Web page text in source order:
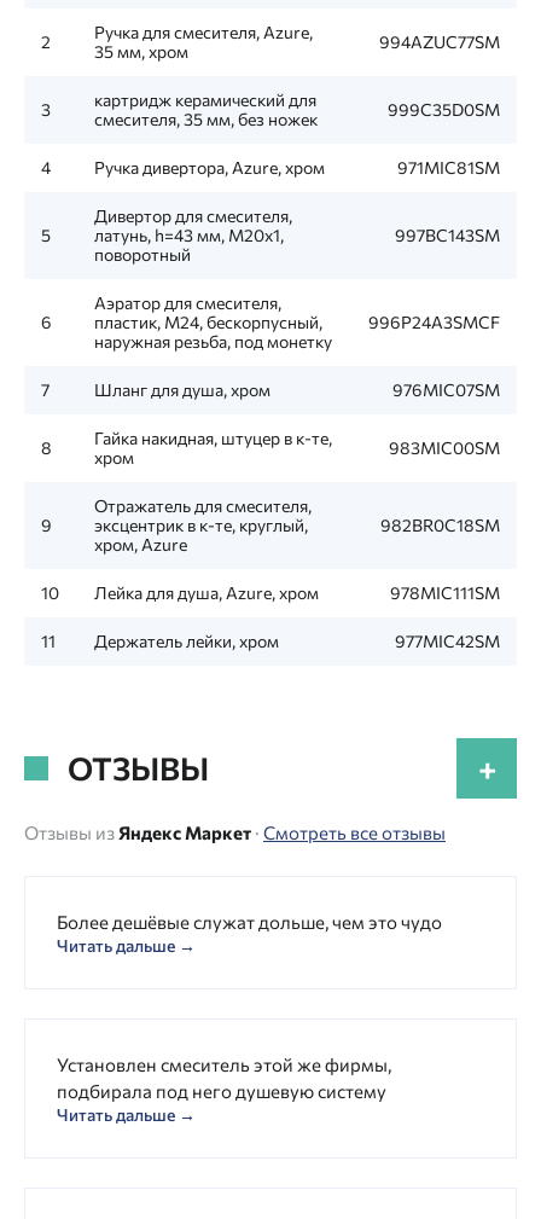
2
Ручка для смесителя, Azure,
35 мм, хром
994AZUC77SM
3
картридж керамический для
смесителя, 35 мм, без ножек
999C35D0SM
4 Ручка дивертора, Azure, хром 971MIC81SM
5
Дивертор для смесителя,
латунь, h=43 мм, M20x1,
поворотный
997BC143SM
6
Аэратор для смесителя,
пластик, M24, бескорпусный,
наружная резьба, под монетку
996P24A3SMCF
7 Шланг для душа, хром 976MIC07SM
8
Гайка накидная, штуцер в к-те,
хром
983MIC00SM
9
Отражатель для смесителя,
эксцентрик в к-те, круглый,
хром, Azure
982BR0C18SM
10 Лейка для душа, Azure, хром 978MIC111SM
11 Держатель лейки, хром 977MIC42SM
ОТЗЫВЫ +
Отзывы из Яндекс Маркет · Смотреть все отзывы
Более дешёвые служат дольше, чем это чудо
Читать дальше →
Установлен смеситель этой же фирмы,
подбирала под него душевую систему
Читать дальше →